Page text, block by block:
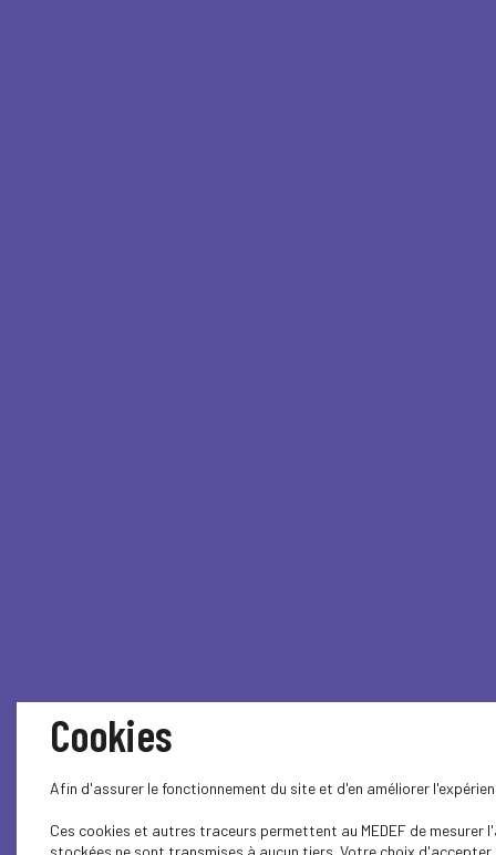
Cookies
Afin d'assurer le fonctionnement du site et d'en améliorer
Ces cookies et autres traceurs permettent au MEDEF de
stockées ne sont transmises à aucun tiers. Votre choix